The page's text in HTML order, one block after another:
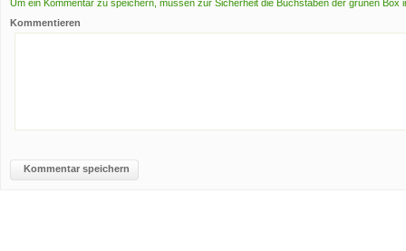
Um ein Kommentar zu speichern, müssen zur Sicherheit die Buchstaben der grünen
Kommentieren
Kommentar speichern